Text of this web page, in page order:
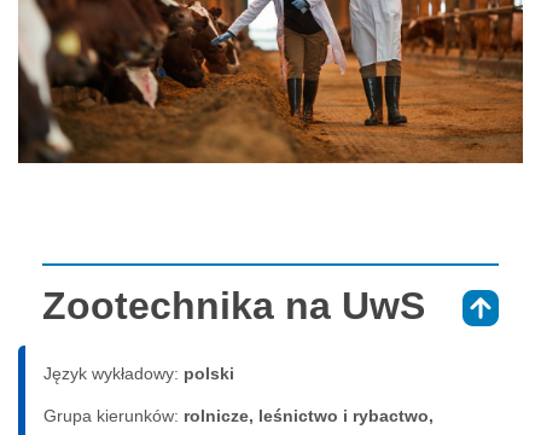
Zootechnika na UwS
Język wykładowy: polski
Grupa kierunków: rolnicze, leśnictwo i rybactwo,